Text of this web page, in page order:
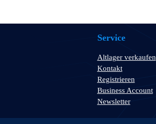
Service
Altlager verkaufen
Kontakt
Registrieren
Business Account
Newsletter